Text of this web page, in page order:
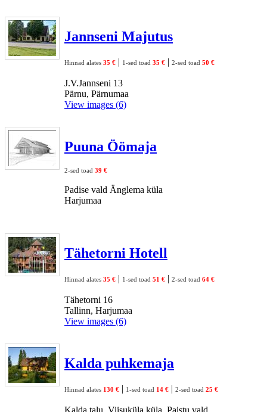
Jannseni Majutus
Hinnad alates 35 € | 1-sed toad 35 € | 2-sed toad 50 €
J.V.Jannseni 13
Pärnu, Pärnumaa
View images (6)
Puuna Öömaja
2-sed toad 39 €
Padise vald Änglema küla
Harjumaa
Tähetorni Hotell
Hinnad alates 35 € | 1-sed toad 51 € | 2-sed toad 64 €
Tähetorni 16
Tallinn, Harjumaa
View images (6)
Kalda puhkemaja
Hinnad alates 130 € | 1-sed toad 14 € | 2-sed toad 25 €
Kalda talu, Viisuküla küla, Paistu vald